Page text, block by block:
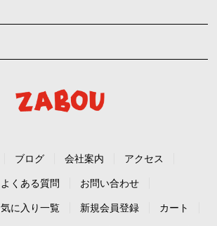
ブログ 会社案内 アクセス
よくある質問 お問い合わせ
に入り一覧 新規会員登録 カート